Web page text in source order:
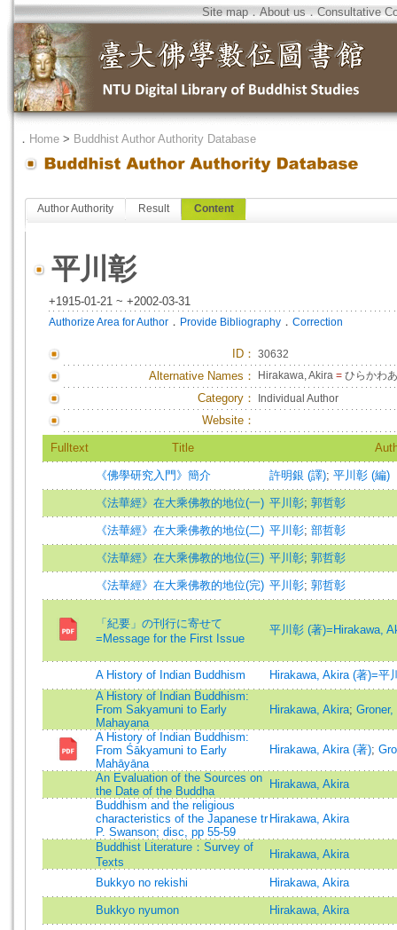
Site map．About us．Consultative
． Home > Buddhist Author Authority Database
Author Authority Result Content
平川彰
+1915-01-21 ~ +2002-03-31
Authorize Area for Author ． Provide Bibliography ． Correction
ID ： 30632
Alternative Names： Hirakawa, Akira = ひらかわ
Category： Individual Author
Website：
Fulltext Title
《佛學研究入門》簡介 許明銀 (譯); 平川彰 (編)
《法華經》在大乘佛教的地位(一) 平川彰; 郭哲彰
《法華經》在大乘佛教的地位(二) 平川彰; 部哲彰
《法華經》在大乘佛教的地位(三) 平川彰; 郭哲彰
《法華經》在大乘佛教的地位(完) 平川彰; 郭哲彰
「紀要」の刊行に寄せて
=Message for the First Issue
平川彰 (著)=Hirakawa,
A History of Indian Buddhism
Hirakawa, Akira (著)=平
A History of Indian Buddhism:
From Sakyamuni to Early
Mahayana
Hirakawa, Akira; Groner,
A History of Indian Buddhism:
From Śākyamuni to Early
Mahāyāna
Hirakawa, Akira (著);
An Evaluation of the Sources on
the Date of the Buddha
Hirakawa, Akira
Buddhism and the religious
characteristics of the Japanese tr
P. Swanson; disc, pp 55-59
Hirakawa, Akira
Buddhist Literature：Survey of
Texts
Hirakawa, Akira
Bukkyo no rekishi Hirakawa, Akira
Bukkyo nyumon Hirakawa, Akira